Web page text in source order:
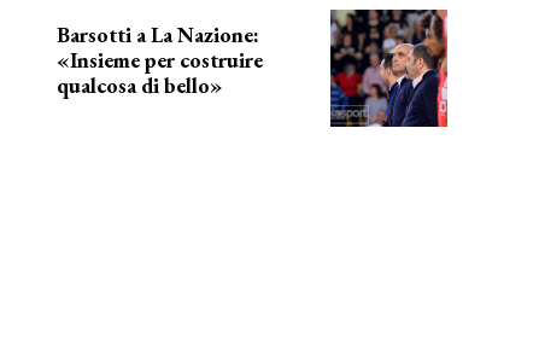
Barsotti a La Nazione:
«Insieme per costruire
qualcosa di bello»